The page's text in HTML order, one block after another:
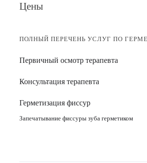
Цены
ПОЛНЫЙ ПЕРЕЧЕНЬ УСЛУГ ПО
Первичный осмотр терапевта
Консультация терапевта
Герметизация фиссур
Запечатывание фиссуры зуба герметиком